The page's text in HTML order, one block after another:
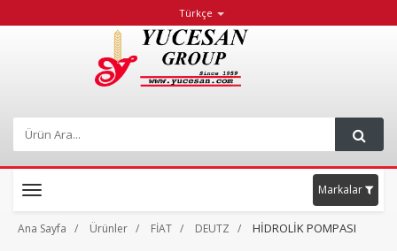
Türkçe
Toggle
Markalar
Ana Sayfa Ürünler FİAT DEUTZ HİDROLİK POMPASI